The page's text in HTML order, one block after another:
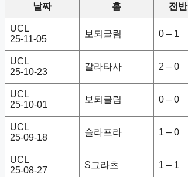
날짜 홈 전반
UCL
25-11-05
보되글림 0 – 1
UCL
25-10-23
갈라타사 2 – 0
UCL
25-10-01
보되글림 0 – 0
UCL
25-09-18
슬라프라 1 – 0
UCL
25-08-27
S그라츠 1 – 1